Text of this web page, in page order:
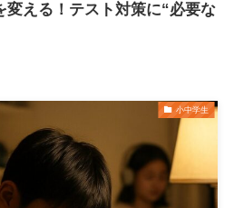
変える！テスト対策に“必要な
小中学生